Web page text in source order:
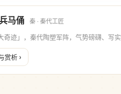
马俑 秦 · 秦代工匠
奇迹」，秦代陶塑军阵，气势磅礴、写实
赏析 ›